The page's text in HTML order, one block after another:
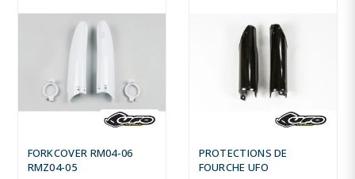
YAMAHA 450 +
FORKCOVER RM04-06
RMZ04-05
PROTECTIONS DE
FOURCHE UFO